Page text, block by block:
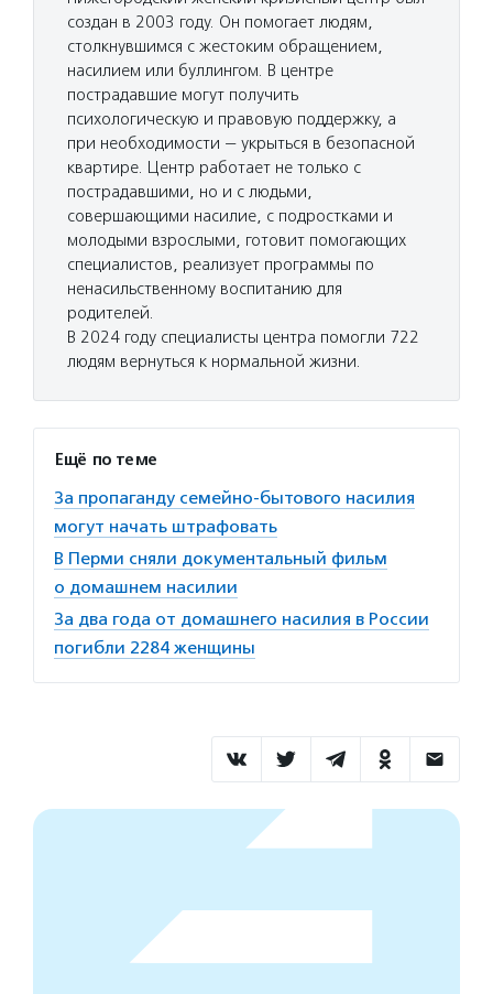
создан в 2003 году. Он помогает людям,
столкнувшимся с жестоким обращением,
насилием или буллингом. В центре
пострадавшие могут получить
психологическую и правовую поддержку, а
при необходимости — укрыться в безопасной
квартире. Центр работает не только с
пострадавшими, но и с людьми,
совершающими насилие, с подростками и
молодыми взрослыми, готовит помогающих
специалистов, реализует программы по
ненасильственному воспитанию для
родителей.
В 2024 году специалисты центра помогли 722
людям вернуться к нормальной жизни.
Ещё по теме
За пропаганду семейно-бытового насилия
могут начать штрафовать
В Перми сняли документальный фильм
о домашнем насилии
За два года от домашнего насилия в России
погибли 2284 женщины